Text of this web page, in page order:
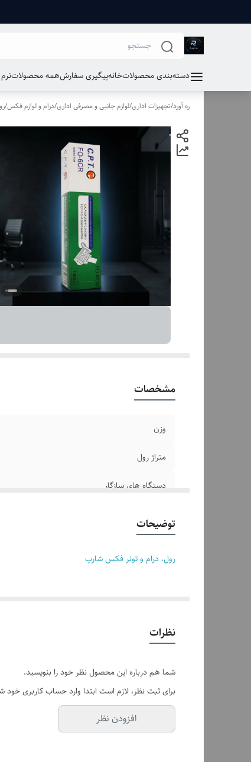
دسته‌بندی محصولاتخانهپیگیری سفارشهمه محصولات
ره آورد/تجهیزات اداری/لوازم جانبی و مصرفی اداری/درام و لوازم فکس/
مشخصات
وزن
متراژ رول
دستگاه های سازگار
توضیحات
رول، درام و تونر فکس شارپ
نظرات
شما هم درباره این محصول نظر خود را بنویسید.
برای ثبت نظر، لازم است ابتدا وارد حساب کاربری خود
افزودن نظر